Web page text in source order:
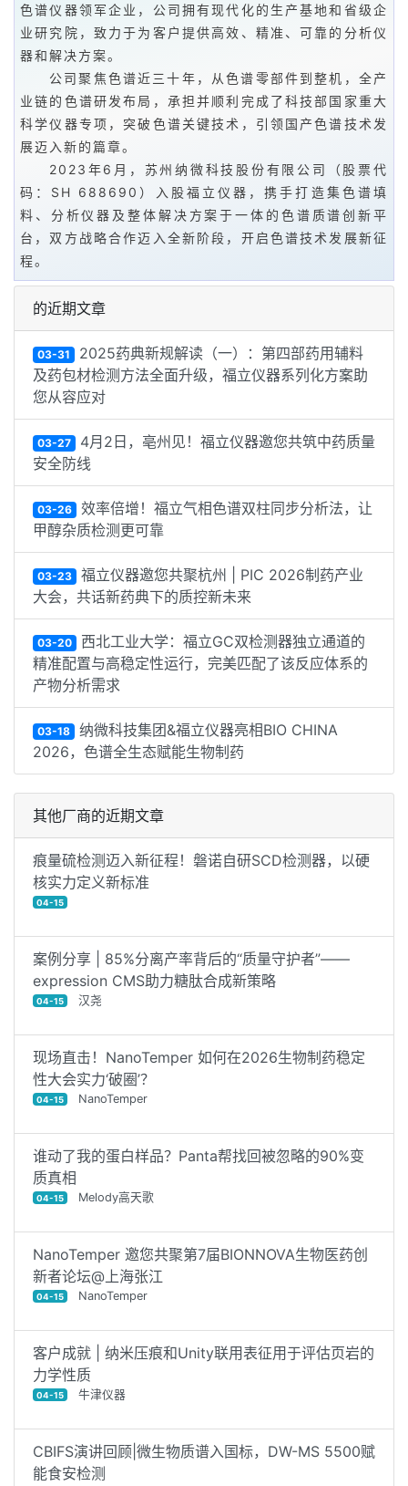
色谱仪器领军企业，公司拥有现代化的生产基地和省级企
业研究院，致力于为客户提供高效、精准、可靠的分析仪
器和解决方案。
公司聚焦色谱近三十年，从色谱零部件到整机，全产
业链的色谱研发布局，承担并顺利完成了科技部国家重大
科学仪器专项，突破色谱关键技术，引领国产色谱技术发
展迈入新的篇章。
2023年6月，苏州纳微科技股份有限公司（股票代
码：SH 688690）入股福立仪器，携手打造集色谱填
料、分析仪器及整体解决方案于一体的色谱质谱创新平
台，双方战略合作迈入全新阶段，开启色谱技术发展新征
程。
的近期文章
03-31 2025药典新规解读（一）：第四部药用辅料
及药包材检测方法全面升级，福立仪器系列化方案助
您从容应对
03-27 4月2日，亳州见！福立仪器邀您共筑中药质量
安全防线
03-26 效率倍增！福立气相色谱双柱同步分析法，让
甲醇杂质检测更可靠
03-23 福立仪器邀您共聚杭州 | PIC 2026制药产业
大会，共话新药典下的质控新未来
03-20 西北工业大学：福立GC双检测器独立通道的
精准配置与高稳定性运行，完美匹配了该反应体系的
产物分析需求
03-18 纳微科技集团&福立仪器亮相BIO CHINA
2026，色谱全生态赋能生物制药
其他厂商的近期文章
痕量硫检测迈入新征程！磐诺自研SCD检测器，以硬
核实力定义新标准
04-15
案例分享 | 85%分离产率背后的“质量守护者”——
expression CMS助力糖肽合成新策略
04-15 汉尧
现场直击！NanoTemper 如何在2026生物制药稳定
性大会实力‘破圈’？
04-15 NanoTemper
谁动了我的蛋白样品？Panta帮找回被忽略的90%变
质真相
04-15 Melody高天歌
NanoTemper 邀您共聚第7届BIONNOVA生物医药创
新者论坛@上海张江
04-15 NanoTemper
客户成就 | 纳米压痕和Unity联用表征用于评估页岩的
力学性质
04-15 牛津仪器
CBIFS演讲回顾|微生物质谱入国标，DW-MS 5500赋
能食安检测